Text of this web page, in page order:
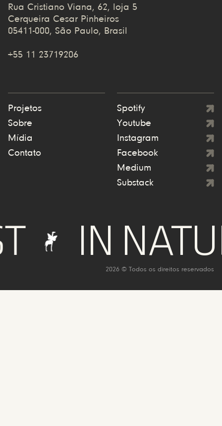
Rua Cristiano Viana, 62, loja 5
Cerqueira Cesar Pinheiros
05411-000, São Paulo, Brasil
+55 11 23719206
Projetos
Sobre
Mídia
Contato
Spotify
Youtube
Instagram
Facebook
Medium
Substack
IN NATURE
2026 © Todos os direitos reservados